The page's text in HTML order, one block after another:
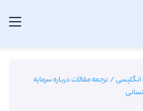
انگلیسی/ترجمه مقالات درباره سرمایه